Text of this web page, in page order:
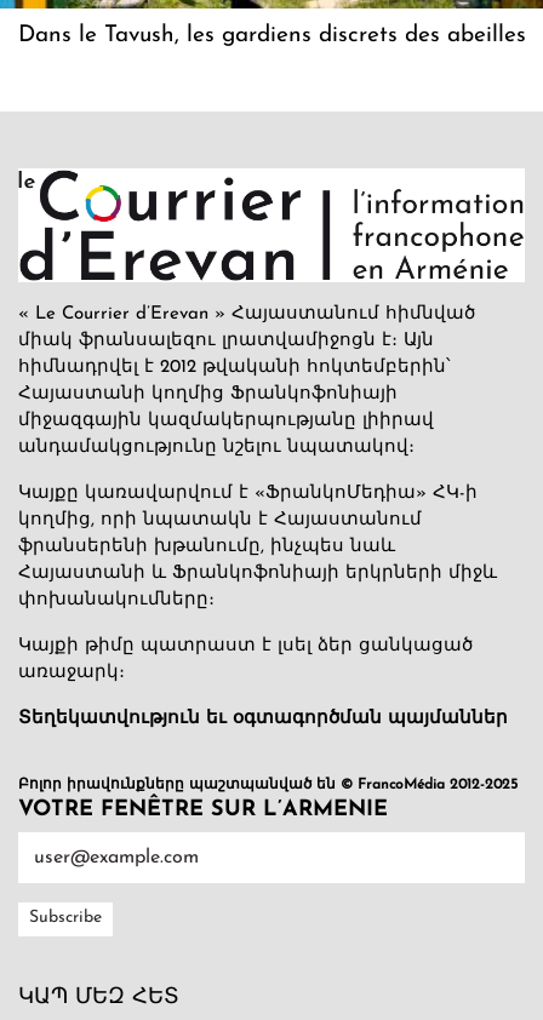
Dans le Tavush, les gardiens discrets des abeilles
« Le Courrier d’Erevan » Հայաստանում հիմնված
միակ ֆրանսալեզու լրատվամիջոցն է։ Այն
հիմնադրվել է 2012 թվականի հոկտեմբերին՝
Հայաստանի կողմից Ֆրանկոֆոնիայի
միջազգային կազմակերպությանը լիիրավ
անդամակցությունը նշելու նպատակով։
Կայքը կառավարվում է «ՖրանկոՄեդիա» ՀԿ-ի
կողմից, որի նպատակն է Հայաստանում
ֆրանսերենի խթանումը, ինչպես նաև
Հայաստանի և Ֆրանկոֆոնիայի երկրների միջև
փոխանակումները։
Կայքի թիմը պատրաստ է լսել ձեր ցանկացած
առաջարկ։
Տեղեկատվություն եւ օգտագործման պայմաններ
Բոլոր իրավունքները պաշտպանված են © FrancoMédia 2012-2025
VOTRE FENÊTRE SUR L’ARMENIE
ԿԱՊ ՄԵԶ ՀԵՏ